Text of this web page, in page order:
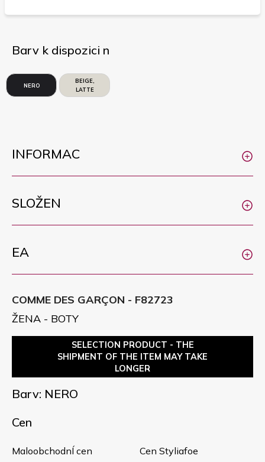
Barv k dispozici n
NERO
BEIGE,
LATTE
INFORMAC
SLOŽEN
EA
COMME DES GARÇON - F82723
ŽENA - BOTY
SELECTION PRODUCT - THE
SHIPMENT OF THE ITEM MAY TAKE
LONGER
Barv: NERO
Cen
MaloobchodnÍ cen Cen Styliafoe